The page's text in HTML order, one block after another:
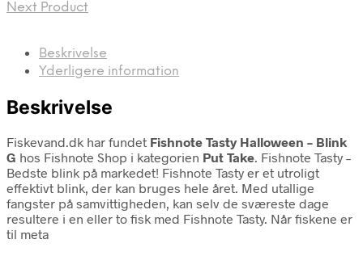
Next Product
Beskrivelse
Yderligere information
Beskrivelse
Fiskevand.dk har fundet Fishnote Tasty Halloween – Blink
G hos Fishnote Shop i kategorien Put Take. Fishnote Tasty –
Bedste blink på markedet! Fishnote Tasty er et utroligt
effektivt blink, der kan bruges hele året. Med utallige
fangster på samvittigheden, kan selv de sværeste dage
resultere i en eller to fisk med Fishnote Tasty. Når fiskene er
til meta